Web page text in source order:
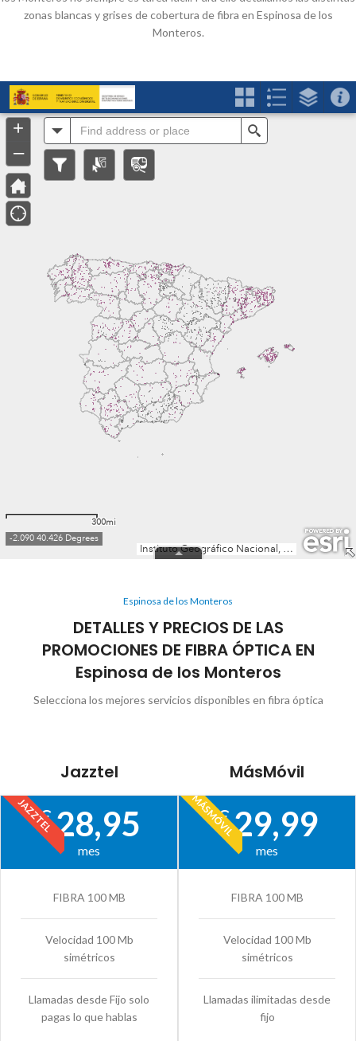
zonas blancas y grises de cobertura de fibra en Espinosa de los
Monteros.
Espinosa de los Monteros
DETALLES Y PRECIOS DE LAS
PROMOCIONES DE FIBRA ÓPTICA EN
Espinosa de los Monteros
Selecciona los mejores servicios disponibles en fibra óptica
Jazztel
JAZZTEL
€28,95
mes
FIBRA 100 MB
Velocidad 100 Mb
simétricos
Llamadas desde Fijo solo
pagas lo que hablas
MásMóvil
MÁSMÓVIL
€29,99
mes
FIBRA 100 MB
Velocidad 100 Mb
simétricos
Llamadas ilimitadas desde
fijo